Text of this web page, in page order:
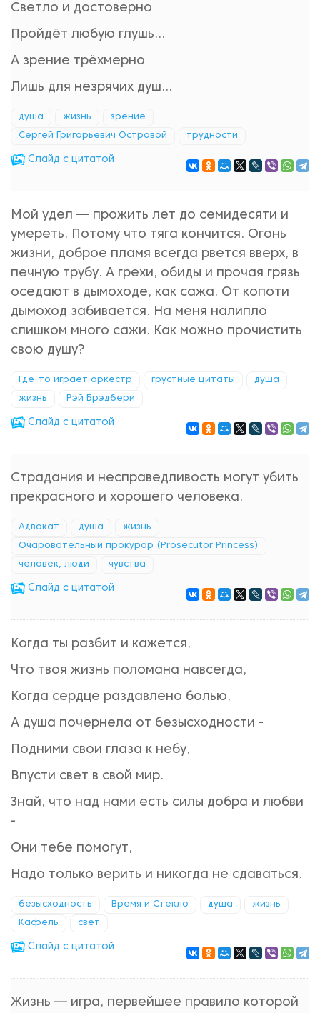
Светло и достоверно
Пройдёт любую глушь…
А зрение трёхмерно
Лишь для незрячих душ…
душа жизнь зрение
Сергей Григорьевич Островой трудности
Cлайд с цитатой
Мой удел — прожить лет до семидесяти и
умереть. Потому что тяга кончится. Огонь
жизни, доброе пламя всегда рвется вверх, в
печную трубу. А грехи, обиды и прочая грязь
оседают в дымоходе, как сажа. От копоти
дымоход забивается. На меня налипло
слишком много сажи. Как можно прочистить
свою душу?
Где-то играет оркестр грустные цитаты душа
жизнь Рэй Брэдбери
Cлайд с цитатой
Страдания и несправедливость могут убить
прекрасного и хорошего человека.
Адвокат душа жизнь
Очаровательный прокурор (Prosecutor Princess)
человек, люди чувства
Cлайд с цитатой
Когда ты разбит и кажется,
Что твоя жизнь поломана навсегда,
Когда сердце раздавлено болью,
А душа почернела от безысходности -
Подними свои глаза к небу,
Впусти свет в свой мир.
Знай, что над нами есть силы добра и любви
-
Они тебе помогут,
Надо только верить и никогда не сдаваться.
безысходность Время и Стекло душа жизнь
Кафель свет
Cлайд с цитатой
Жизнь — игра, первейшее правило которой